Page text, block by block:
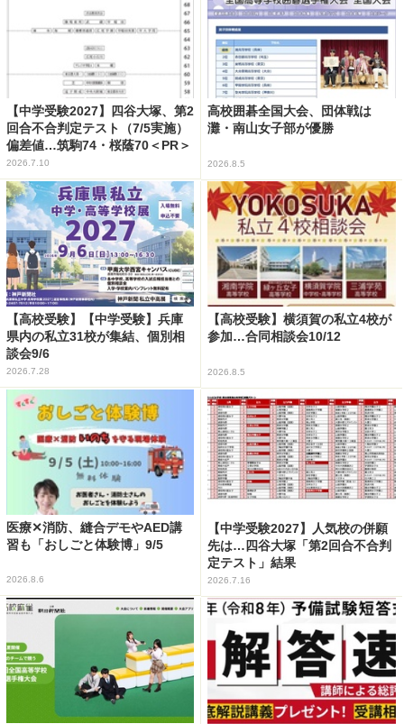
【中学受験2027】四谷大塚、第2
回合不合判定テスト（7/5実施）
偏差値…筑駒74・桜蔭70＜PR＞
2026.7.10
高校囲碁全国大会、団体戦は
灘・南山女子部が優勝
2026.8.5
【高校受験】【中学受験】兵庫
県内の私立31校が集結、個別相
談会9/6
2026.7.28
【高校受験】横須賀の私立4校が
参加…合同相談会10/12
2026.8.5
医療✕消防、縫合デモやAED講
習も「おしごと体験博」9/5
2026.8.6
【中学受験2027】人気校の併願
先は…四谷大塚「第2回合不合判
定テスト」結果
2026.7.16